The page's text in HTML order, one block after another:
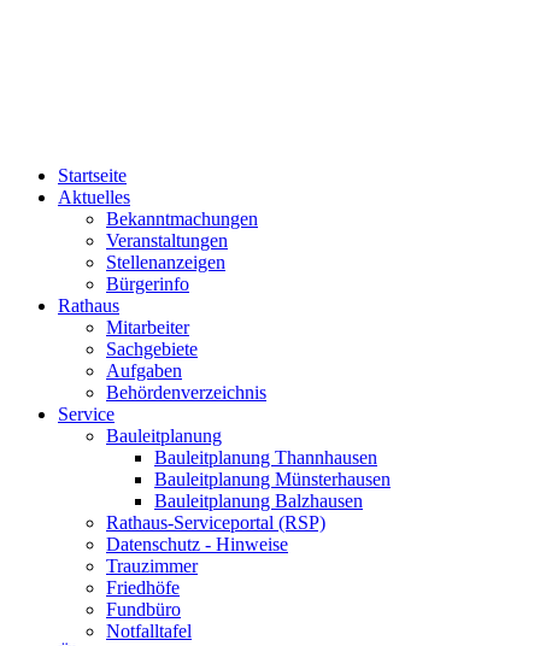
Startseite
Aktuelles
Bekanntmachungen
Veranstaltungen
Stellenanzeigen
Bürgerinfo
Rathaus
Mitarbeiter
Sachgebiete
Aufgaben
Behördenverzeichnis
Service
Bauleitplanung
Bauleitplanung Thannhausen
Bauleitplanung Münsterhausen
Bauleitplanung Balzhausen
Rathaus-Serviceportal (RSP)
Datenschutz - Hinweise
Trauzimmer
Friedhöfe
Fundbüro
Notfalltafel